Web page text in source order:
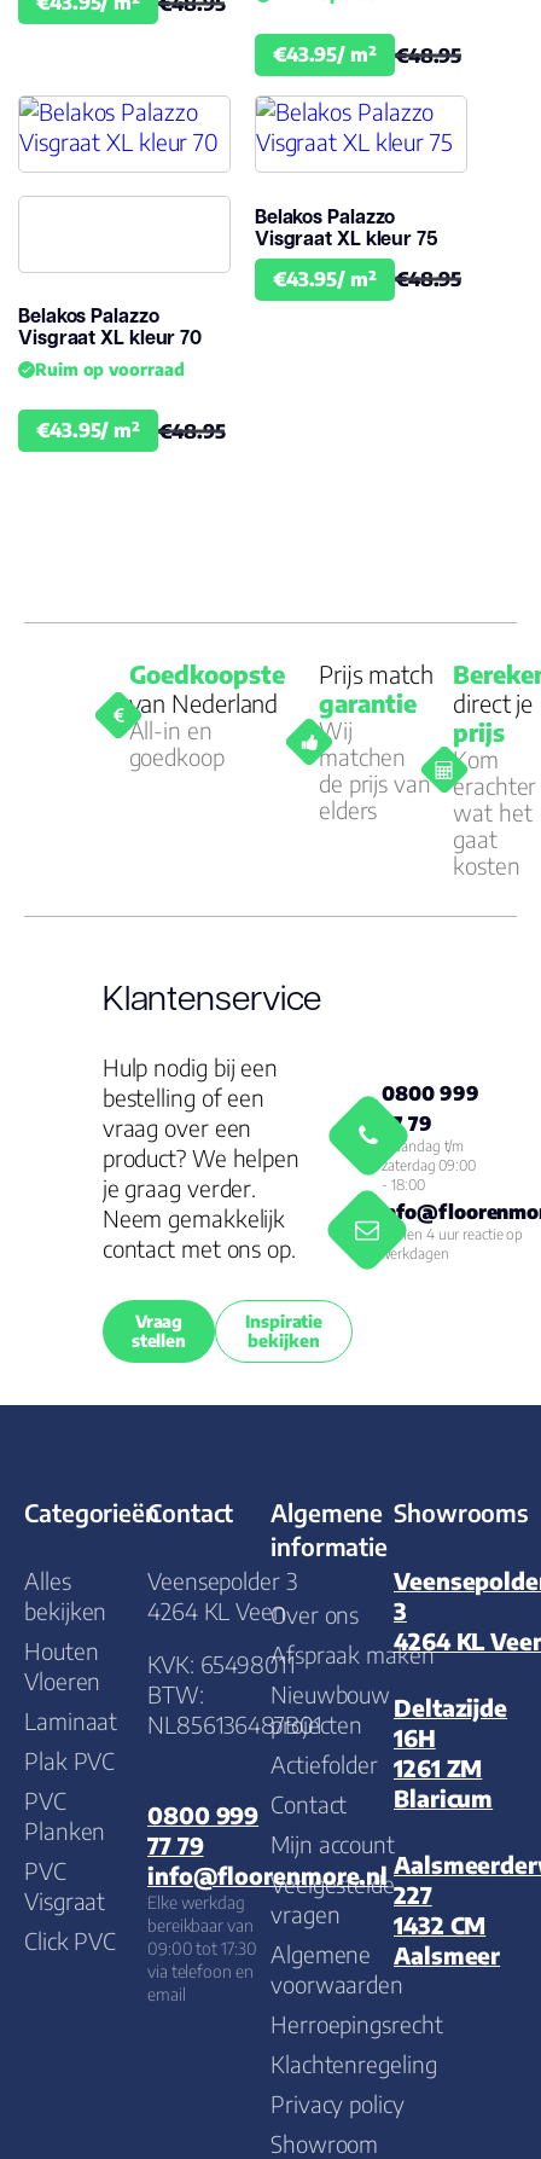
€43.95/ m² €48.95
Belakos Palazzo
Visgraat XL kleur 70
Ruim op voorraad
€43.95/ m² €48.95
Belakos Palazzo
Visgraat XL kleur 75
€43.95/ m² €48.95
Goedkoopste
van Nederland
All-in en
goedkoop
Prijs match
garantie
Wij
matchen
de prijs van
elders
direct je
prijs
Kom
erachter
wat het
gaat
kosten
Klantenservice
Hulp nodig bij een
bestelling of een
vraag over een
product? We helpen
je graag verder.
Neem gemakkelijk
contact met ons op.
Vraag
stellen
Inspiratie
bekijken
0800 999
77 79
Maandag t/m
zaterdag 09:00
- 18:00
Binnen 4 uur reactie op
werkdagen
Categorieën
Alles
bekijken
Houten
Vloeren
Laminaat
Plak PVC
PVC
Planken
PVC
Visgraat
Click PVC
Contact
Veensepolder 3
4264 KL Veen
KVK: 65498011
BTW:
NL856136487B01
0800 999
77 79
info@floorenmore.nl
Elke werkdag
bereikbaar van
09:00 tot 17:30
via telefoon en
email
Algemene
informatie
Over ons
Afspraak maken
Nieuwbouw
projecten
Actiefolder
Contact
Mijn account
Veelgestelde
vragen
Algemene
voorwaarden
Herroepingsrecht
Klachtenregeling
Privacy policy
Showroom
Showrooms
3
4264 KL
Deltazijde
16H
1261 ZM
Blaricum
227
1432 CM
Aalsmeer